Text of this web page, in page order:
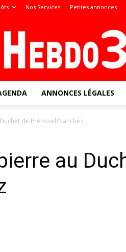
Nos Services Petites annonces
ANNONCES LÉGALES
de Prénovel/Nanchez
au